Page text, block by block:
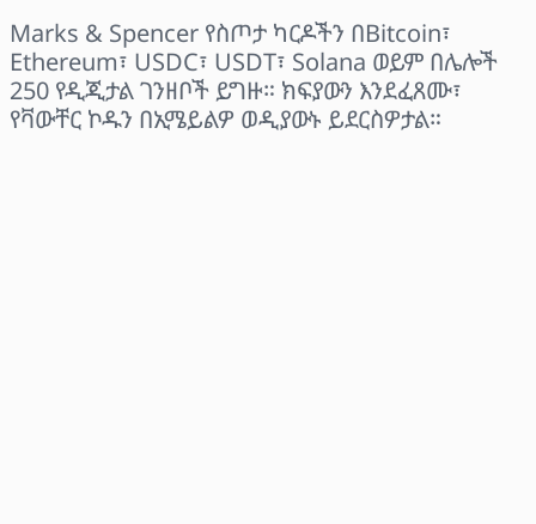
Marks & Spencer የስጦታ ካርዶችን በBitcoin፣
Ethereum፣ USDC፣ USDT፣ Solana ወይም በሌሎች
250 የዲጂታል ገንዘቦች ይግዙ። ክፍያውን እንደፈጸሙ፣
የቫውቸር ኮዱን በኢሜይልዎ ወዲያውኑ ይደርስዎታል።